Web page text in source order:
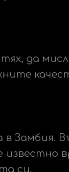
да
в Замбия.
известно
си.